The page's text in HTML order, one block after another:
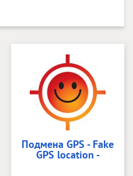
Подмена GPS - Fake
GPS location -